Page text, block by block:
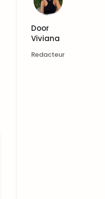
Door
Viviana
Redacteur